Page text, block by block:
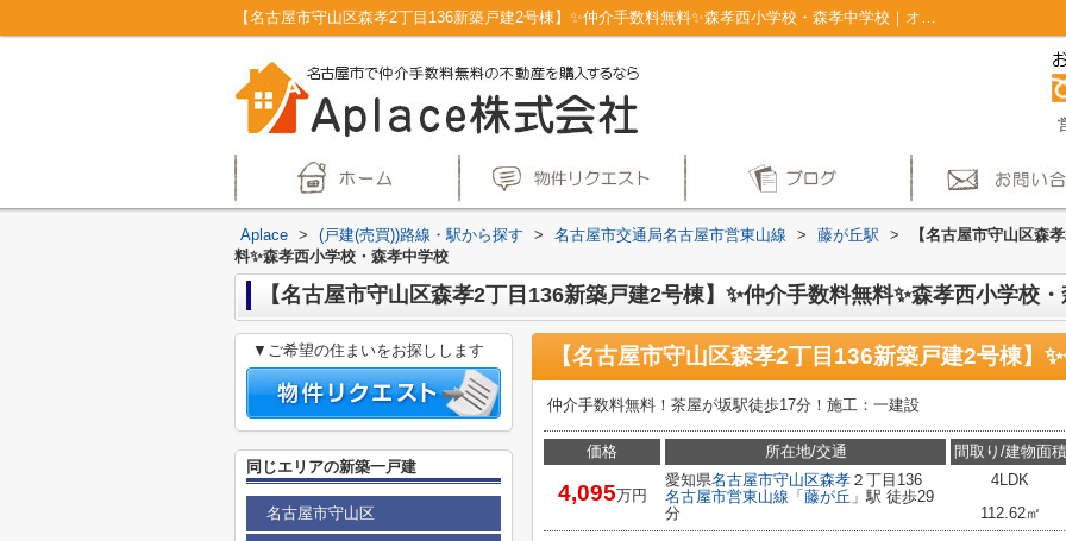
【名古屋市守山区森孝2丁目136新築戸建2号棟】✨️仲介手数料無料✨️森孝西小学校・森孝中学校｜オートバス フラット３５Sに対応 追焚機能浴室 三面鏡付洗面化粧台 温水洗浄便座｜仲介手数料無料！名古屋市で新築戸建てを探すならAplace
Aplace > (戸建(売買))路線・駅から探す > 名古屋市交通局名古屋市営東山線 > 藤が丘駅 >
【名古屋市守山区森
料✨️森孝西小学校・森孝中学校
【名古屋市守山区森孝2丁目136新築戸建2号棟】✨️仲介手数料無料✨️森孝西小学校
仲介手数料無料！茶屋が坂駅徒歩17分！施工：一建設
価格
4,095万円
所在地/交通
愛知県名古屋市守山区森孝 ２丁目136
名古屋市営東山線 「 藤が丘 」駅 徒歩29
分
間取り/建物面積
4LDK
112.62㎡
▼ご希望の住まいをお探しします
同じエリアの新築一戸建
名古屋市守山区